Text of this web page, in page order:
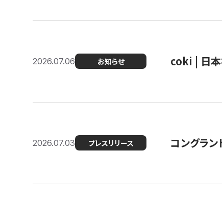
2026.07.06 お知らせ coki | 日本
2026.07.03 プレスリリース コングラン